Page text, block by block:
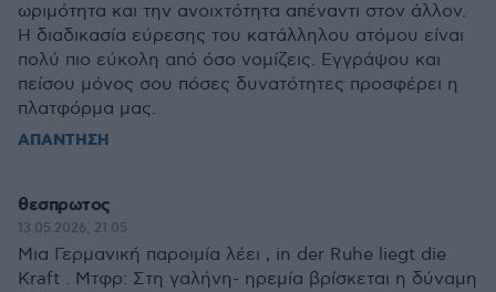
ωριμότητα και την ανοιχτότητα απέναντι στον άλλον.
Η διαδικασία εύρεσης του κατάλληλου ατόμου είναι
πολύ πιο εύκολη από όσο νομίζεις. Εγγράψου και
πείσου μόνος σου πόσες δυνατότητες προσφέρει η
πλατφόρμα μας.
ΑΠΑΝΤΗΣΗ
θεσπρωτος
13.05.2026, 21:05
Μια Γερμανική παροιμία λέει , in der Ruhe liegt die
Kraft . Μτφρ: Στη γαλήνη- ηρεμία βρίσκεται η δύναμη